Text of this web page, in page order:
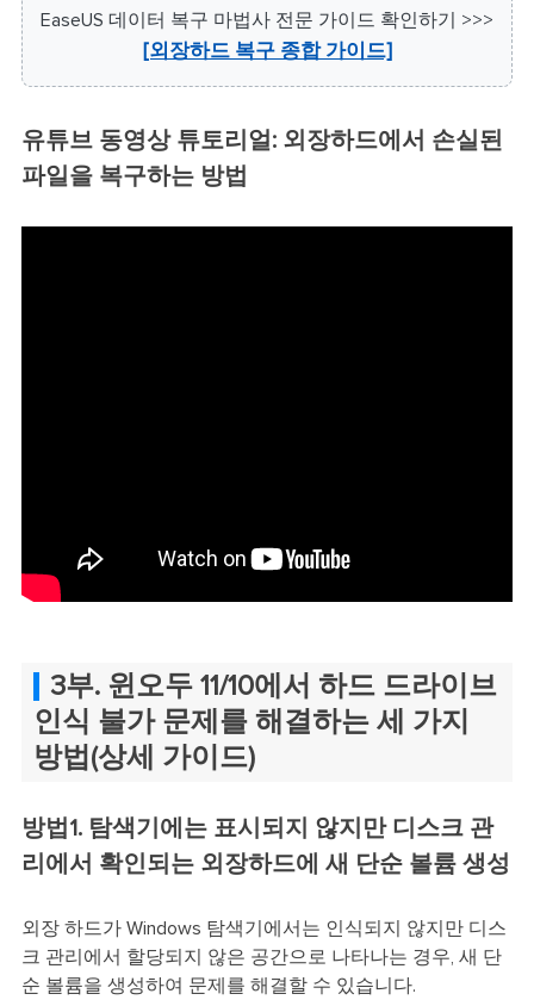
EaseUS 데이터 복구 마법사 전문 가이드 확인하기 >>>
[외장하드 복구 종합 가이드]
유튜브 동영상 튜토리얼: 외장하드에서 손실된
파일을 복구하는 방법
3부. 윈오두 11/10에서 하드 드라이브
인식 불가 문제를 해결하는 세 가지
방법(상세 가이드)
방법1. 탐색기에는 표시되지 않지만 디스크 관
리에서 확인되는 외장하드에 새 단순 볼륨 생성
외장 하드가 Windows 탐색기에서는 인식되지 않지만 디스
크 관리에서 할당되지 않은 공간으로 나타나는 경우, 새 단
순 볼륨을 생성하여 문제를 해결할 수 있습니다.